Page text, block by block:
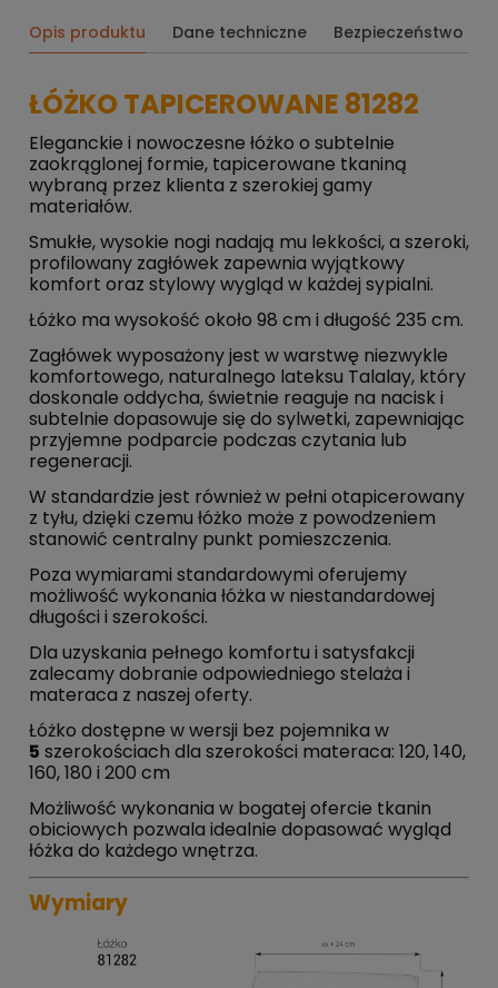
Opis produktu Dane techniczne Bezpieczeństwo
ŁÓŻKO TAPICEROWANE 81282
Eleganckie i nowoczesne łóżko o subtelnie
zaokrąglonej formie, tapicerowane tkaniną
wybraną przez klienta z szerokiej gamy
materiałów.
Smukłe, wysokie nogi nadają mu lekkości, a szeroki,
profilowany zagłówek zapewnia wyjątkowy
komfort oraz stylowy wygląd w każdej sypialni.
Łóżko ma wysokość około 98 cm i długość 235 cm.
Zagłówek wyposażony jest w warstwę niezwykle
komfortowego, naturalnego lateksu Talalay, który
doskonale oddycha, świetnie reaguje na nacisk i
subtelnie dopasowuje się do sylwetki, zapewniając
przyjemne podparcie podczas czytania lub
regeneracji.
W standardzie jest również w pełni otapicerowany
z tyłu, dzięki czemu łóżko może z powodzeniem
stanowić centralny punkt pomieszczenia.
Poza wymiarami standardowymi oferujemy
możliwość wykonania łóżka w niestandardowej
długości i szerokości.
Dla uzyskania pełnego komfortu i satysfakcji
zalecamy dobranie odpowiedniego stelaża i
materaca z naszej oferty.
Łóżko dostępne w wersji bez pojemnika w
5 szerokościach dla szerokości materaca: 120, 140,
160, 180 i 200 cm
Możliwość wykonania w bogatej ofercie tkanin
obiciowych pozwala idealnie dopasować wygląd
łóżka do każdego wnętrza.
Wymiary